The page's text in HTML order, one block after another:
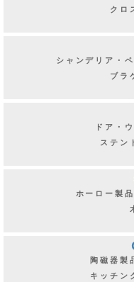
クロ
シャンデリア・
ブラ
ドア・
ステン
ホーロー製
陶磁器製
キッチン